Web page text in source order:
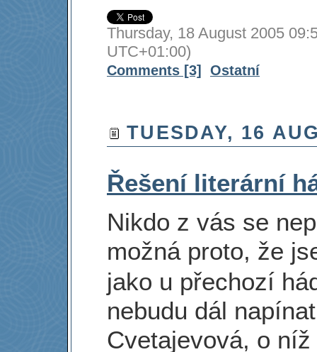
Thursday, 18 August 2005
UTC+01:00)
Comments [3] Ostatní
TUESDAY, 16
Řešení literární
Nikdo z vás se
možná proto, že
jako u přechozí
nebudu dál
Cvetajevová, o